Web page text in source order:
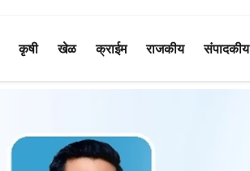
कृषी खेळ क्राईम राजकीय संपादकीय